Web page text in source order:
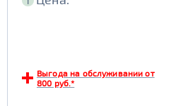
Выгода на обслуживании от
800 руб.*